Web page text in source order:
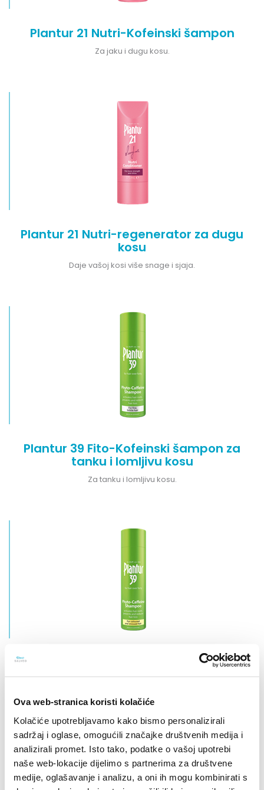
Ova web-stranica koristi kolačiće
Kolačiće upotrebljavamo kako bismo personalizirali
sadržaj i oglase, omogućili značajke društvenih medija i
analizirali promet. Isto tako, podatke o vašoj upotrebi
naše web-lokacije dijelimo s partnerima za društvene
medije, oglašavanje i analizu, a oni ih mogu kombinirati s
Plantur 21 Nutri-Kofeinski šampon
Za jaku i dugu kosu.
Plantur 21 Nutri-regenerator za dugu
kosu
Daje vašoj kosi više snage i sjaja.
Plantur 39 Fito-Kofeinski šampon za
tanku i lomljivu kosu
Za tanku i lomljivu kosu.
Plantur 39 Fito-Kofeinski šampon za